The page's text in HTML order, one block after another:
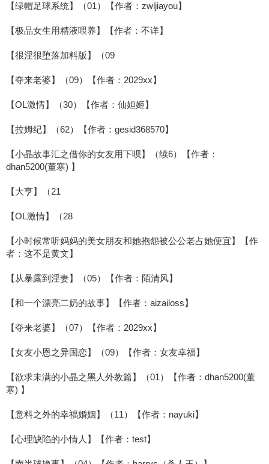
【绿帽足球系统】（01）【作者：zwljiayou】
【极品女生用精液喂养】【作者：不详】
【很淫很堕落加料版】（09
【夺来老婆】（09）【作者：2029xx】
【OL激情】（30）【作者：仙妲姬】
【拉姆纪】（62）【作者：gesid368570】
【小晶故事汇之借你的女友用下呗】（续6）【作者：
dhan5200(董寒) 】
【大亨】（21
【OL激情】（28
【小时候常听妈妈的美女朋友和她抱怨被公公老占她便宜】【作
者：这不是黄文】
【从暴露到淫妻】（05）【作者：陌清风】
【和一个漂亮二奶的故事】【作者：aizailoss】
【夺来老婆】（07）【作者：2029xx】
【女友小恩之异国恋】（09）【作者：女友幸福】
【欲求未满的小晶之黑人外教篇】（01）【作者：dhan5200(董
寒) 】
【意料之外的幸福婚姻】（11）【作者：nayuki】
【心理缺陷的小情人】【作者：test】